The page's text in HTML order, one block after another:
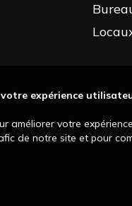
expérience
améliorer votre
de notre site et pour